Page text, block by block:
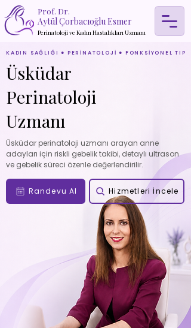
Prof. Dr.
Aytül Çorbacıoğlu Esmer
Perinatoloji ve Kadın Hastalıkları Uzmanı
KADIN SAĞLIĞI ● PERİNATOLOJİ ● FONKSİYONEL TIP
Üsküdar
Perinatoloji
Uzmanı
Üsküdar perinatoloji uzmanı arayan anne
adayları için riskli gebelik takibi, detaylı ultrason
ve gebelik süreci özenle değerlendirilir.
Randevu Al Hizmetleri İncele